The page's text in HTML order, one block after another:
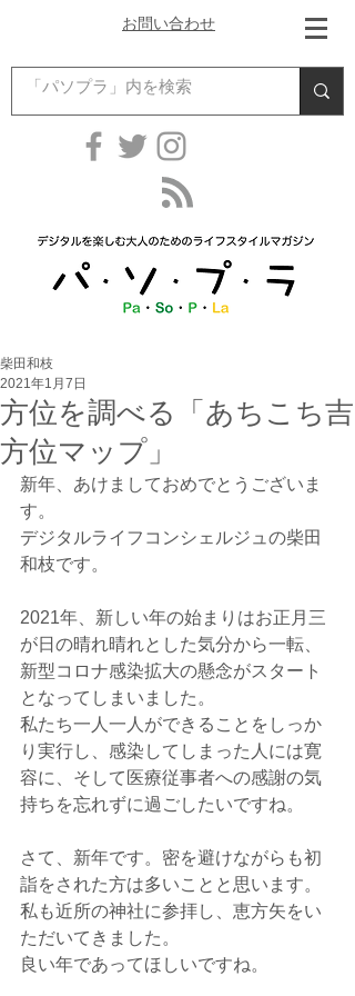
お問い合わせ
方位を調べる「あちこち吉
方位マップ」
柴田和枝
2021年1月7日
新年、あけましておめでとうございま
す。
デジタルライフコンシェルジュの柴田
和枝です。
2021年、新しい年の始まりはお正月三
が日の晴れ晴れとした気分から一転、
新型コロナ感染拡大の懸念がスタート
となってしまいました。
私たち一人一人ができることをしっか
り実行し、感染してしまった人には寛
容に、そして医療従事者への感謝の気
持ちを忘れずに過ごしたいですね。
さて、新年です。密を避けながらも初
詣をされた方は多いことと思います。
私も近所の神社に参拝し、恵方矢をい
ただいてきました。
良い年であってほしいですね。